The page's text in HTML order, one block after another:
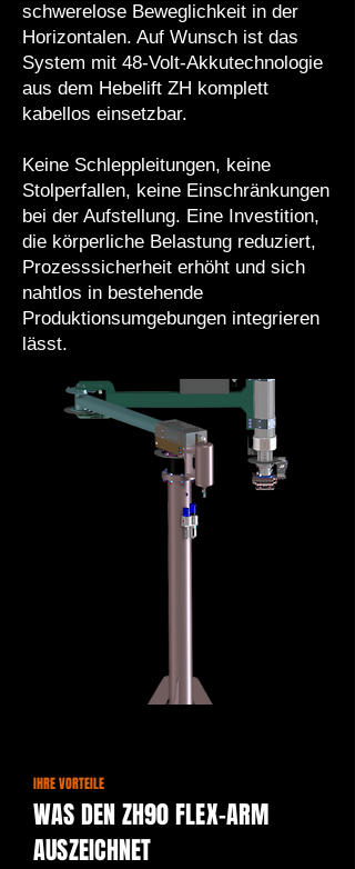
schwerelose Beweglichkeit in der
Horizontalen. Auf Wunsch ist das
System mit 48-Volt-Akkutechnologie
aus dem Hebelift ZH komplett
kabellos einsetzbar.
Keine Schleppleitungen, keine
Stolperfallen, keine Einschränkungen
bei der Aufstellung. Eine Investition,
die körperliche Belastung reduziert,
Prozesssicherheit erhöht und sich
nahtlos in bestehende
Produktionsumgebungen integrieren
lässt.
IHRE VORTEILE
WAS DEN ZH90 FLEX-ARM
AUSZEICHNET